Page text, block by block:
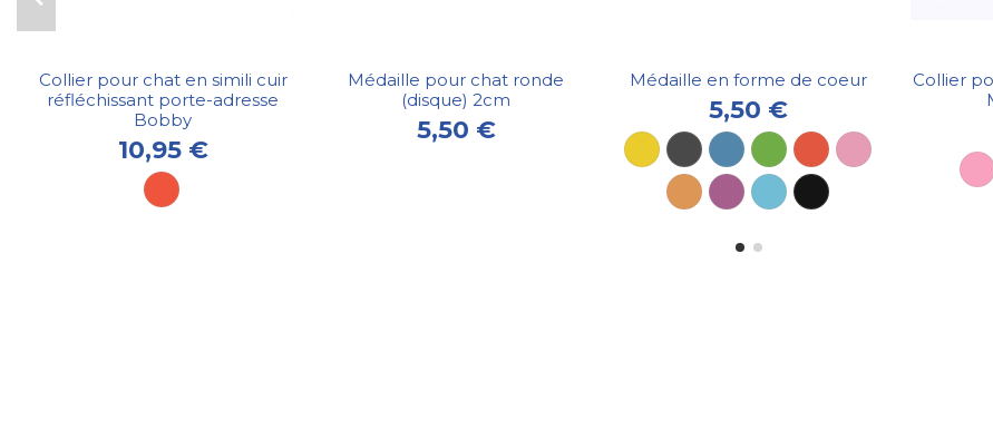
Collier pour chat en simili cuir
réfléchissant porte-adresse
Bobby
10,95 €
Médaille pour chat ronde
(disque) 2cm
5,50 €
Médaille en forme de coeur
5,50 €
Collier